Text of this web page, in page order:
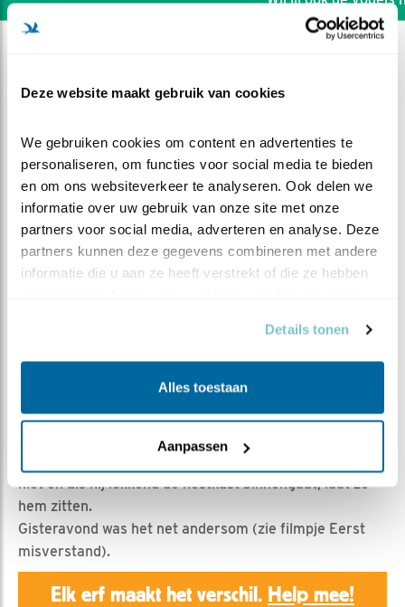
Deze website maakt gebruik van cookies
We gebruiken cookies om content en advertenties te
personaliseren, om functies voor social media te bieden
en om ons websiteverkeer te analyseren. Ook delen we
informatie over uw gebruik van onze site met onze
partners voor social media, adverteren en analyse. Deze
partners kunnen deze gegevens combineren met andere
informatie die u aan ze heeft verstrekt of die ze hebben
Details tonen
Alles toestaan
Aanpassen
Laten wachten
Geert | Geplaatst op 20 februari 2019, 18:23 |
Vind ik
leuk
niet en als hij lokkend de nestkast binnengaat, laat ze
hem zitten.
Gisteravond was het net andersom (zie filmpje Eerst
misverstand).
Elk erf maakt het verschil. Help mee!